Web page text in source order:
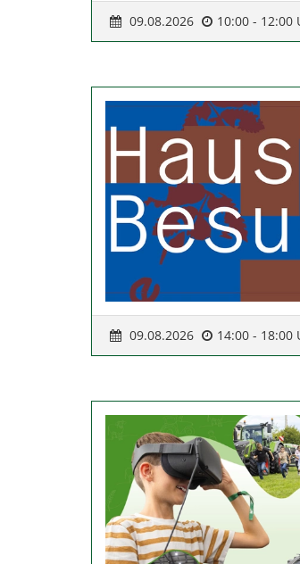
09.08.2026 10:00 - 12:00
09.08.2026 14:00 - 18:00